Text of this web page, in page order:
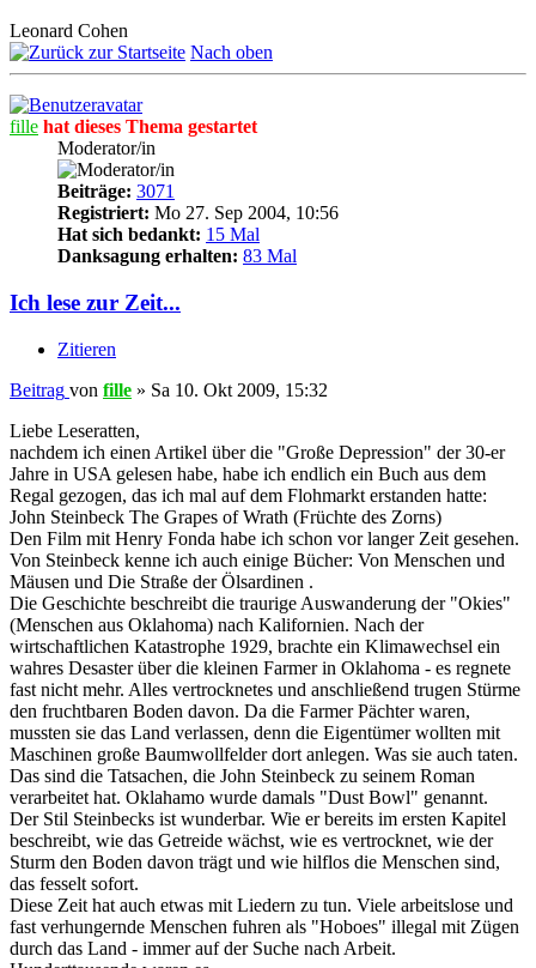
Leonard Cohen
Nach oben
fille hat dieses Thema gestartet
Moderator/in
Beiträge: 3071
Registriert: Mo 27. Sep 2004, 10:56
Hat sich bedankt: 15 Mal
Danksagung erhalten: 83 Mal
Ich lese zur Zeit...
Zitieren
Beitrag von fille » Sa 10. Okt 2009, 15:32
Liebe Leseratten,
nachdem ich einen Artikel über die "Große Depression" der 30-er
Jahre in USA gelesen habe, habe ich endlich ein Buch aus dem
Regal gezogen, das ich mal auf dem Flohmarkt erstanden hatte:
John Steinbeck The Grapes of Wrath (Früchte des Zorns)
Den Film mit Henry Fonda habe ich schon vor langer Zeit gesehen.
Von Steinbeck kenne ich auch einige Bücher: Von Menschen und
Mäusen und Die Straße der Ölsardinen .
Die Geschichte beschreibt die traurige Auswanderung der "Okies"
(Menschen aus Oklahoma) nach Kalifornien. Nach der
wirtschaftlichen Katastrophe 1929, brachte ein Klimawechsel ein
wahres Desaster über die kleinen Farmer in Oklahoma - es regnete
fast nicht mehr. Alles vertrocknetes und anschließend trugen Stürme
den fruchtbaren Boden davon. Da die Farmer Pächter waren,
mussten sie das Land verlassen, denn die Eigentümer wollten mit
Maschinen große Baumwollfelder dort anlegen. Was sie auch taten.
Das sind die Tatsachen, die John Steinbeck zu seinem Roman
verarbeitet hat. Oklahamo wurde damals "Dust Bowl" genannt.
Der Stil Steinbecks ist wunderbar. Wie er bereits im ersten Kapitel
beschreibt, wie das Getreide wächst, wie es vertrocknet, wie der
Sturm den Boden davon trägt und wie hilflos die Menschen sind,
das fesselt sofort.
Diese Zeit hat auch etwas mit Liedern zu tun. Viele arbeitslose und
fast verhungernde Menschen fuhren als "Hoboes" illegal mit Zügen
durch das Land - immer auf der Suche nach Arbeit.